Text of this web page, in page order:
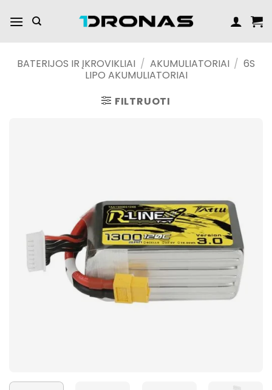
turinį
BATERIJOS IR ĮKROVIKLIAI / AKUMULIATORIAI / 6S
LIPO AKUMULIATORIAI
FILTRUOTI